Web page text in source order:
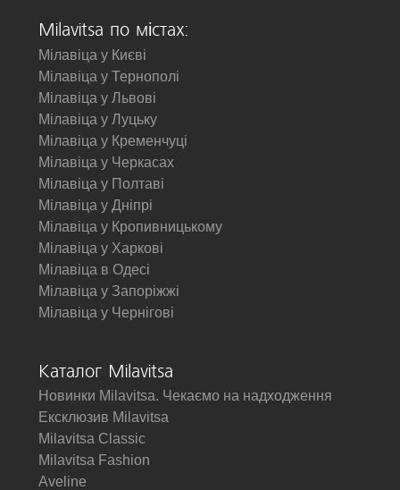
Milavitsa по містах:
Мілавіца у Києві
Мілавіца у Тернополі
Мілавіца у Львові
Мілавіца у Луцьку
Мілавіца у Кременчуці
Мілавіца у Черкасах
Мілавіца у Полтаві
Мілавіца у Дніпрі
Мілавіца у Кропивницькому
Мілавіца у Харкові
Мілавіца в Одесі
Мілавіца у Запоріжжі
Мілавіца у Чернігові
Каталог Milavitsa
Новинки Milavitsa. Чекаємо на надходження
Ексклюзив Milavitsa
Milavitsa Classic
Milavitsa Fashion
Aveline